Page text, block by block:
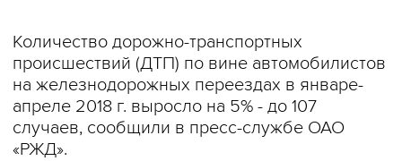
Количество дорожно-транспортных
происшествий (ДТП) по вине автомобилистов
на железнодорожных переездах в январе-
апреле 2018 г. выросло на 5% - до 107
случаев, сообщили в пресс-службе ОАО
«РЖД».